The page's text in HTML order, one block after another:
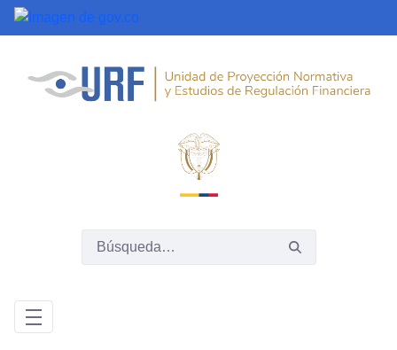
Saltar al contenido principal